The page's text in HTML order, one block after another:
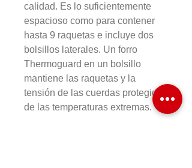
calidad. Es lo suficientemente
espacioso como para contener
hasta 9 raquetas e incluye dos
bolsillos laterales. Un forro
Thermoguard en un bolsillo
mantiene las raquetas y la
tensión de las cuerdas protegidas
de las temperaturas extremas.